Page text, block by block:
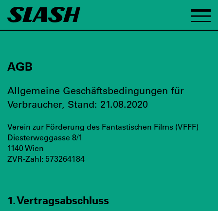
AGB
Allgemeine Geschäftsbedingungen für
Verbraucher, Stand: 21.08.2020
Verein zur Förderung des Fantastischen Films (VFFF)
Diesterweggasse 8/1
1140 Wien
ZVR-Zahl: 573264184
1. Vertragsabschluss